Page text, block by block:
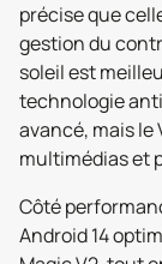
précise que
gestion du
soleil est
technologie
avancé, mais le
multimédias et
Côté
Android 14